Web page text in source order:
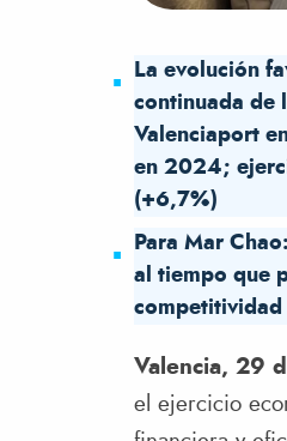
La evolución
continuada de
Valenciaport
en 2024;
(+6,7%)
Para Mar
al tiempo que
competitividad
Valencia, 29
el ejercicio